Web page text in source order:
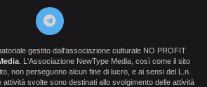
gestito dall'associazione culturale NO PROFIT
. L'Associazione NewType Media, così come il sito
non perseguono alcun fine di lucro, e ai sensi del L.n.
attività svolte sono destinati allo svolgimento delle attività